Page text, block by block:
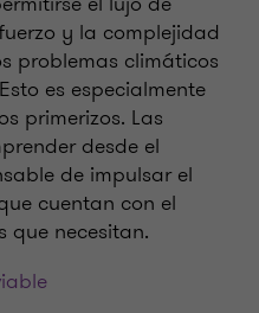
y la complejidad
problemas climáticos
es especialmente
primerizos. Las
desde el
de impulsar el
cuentan con el
que necesitan.